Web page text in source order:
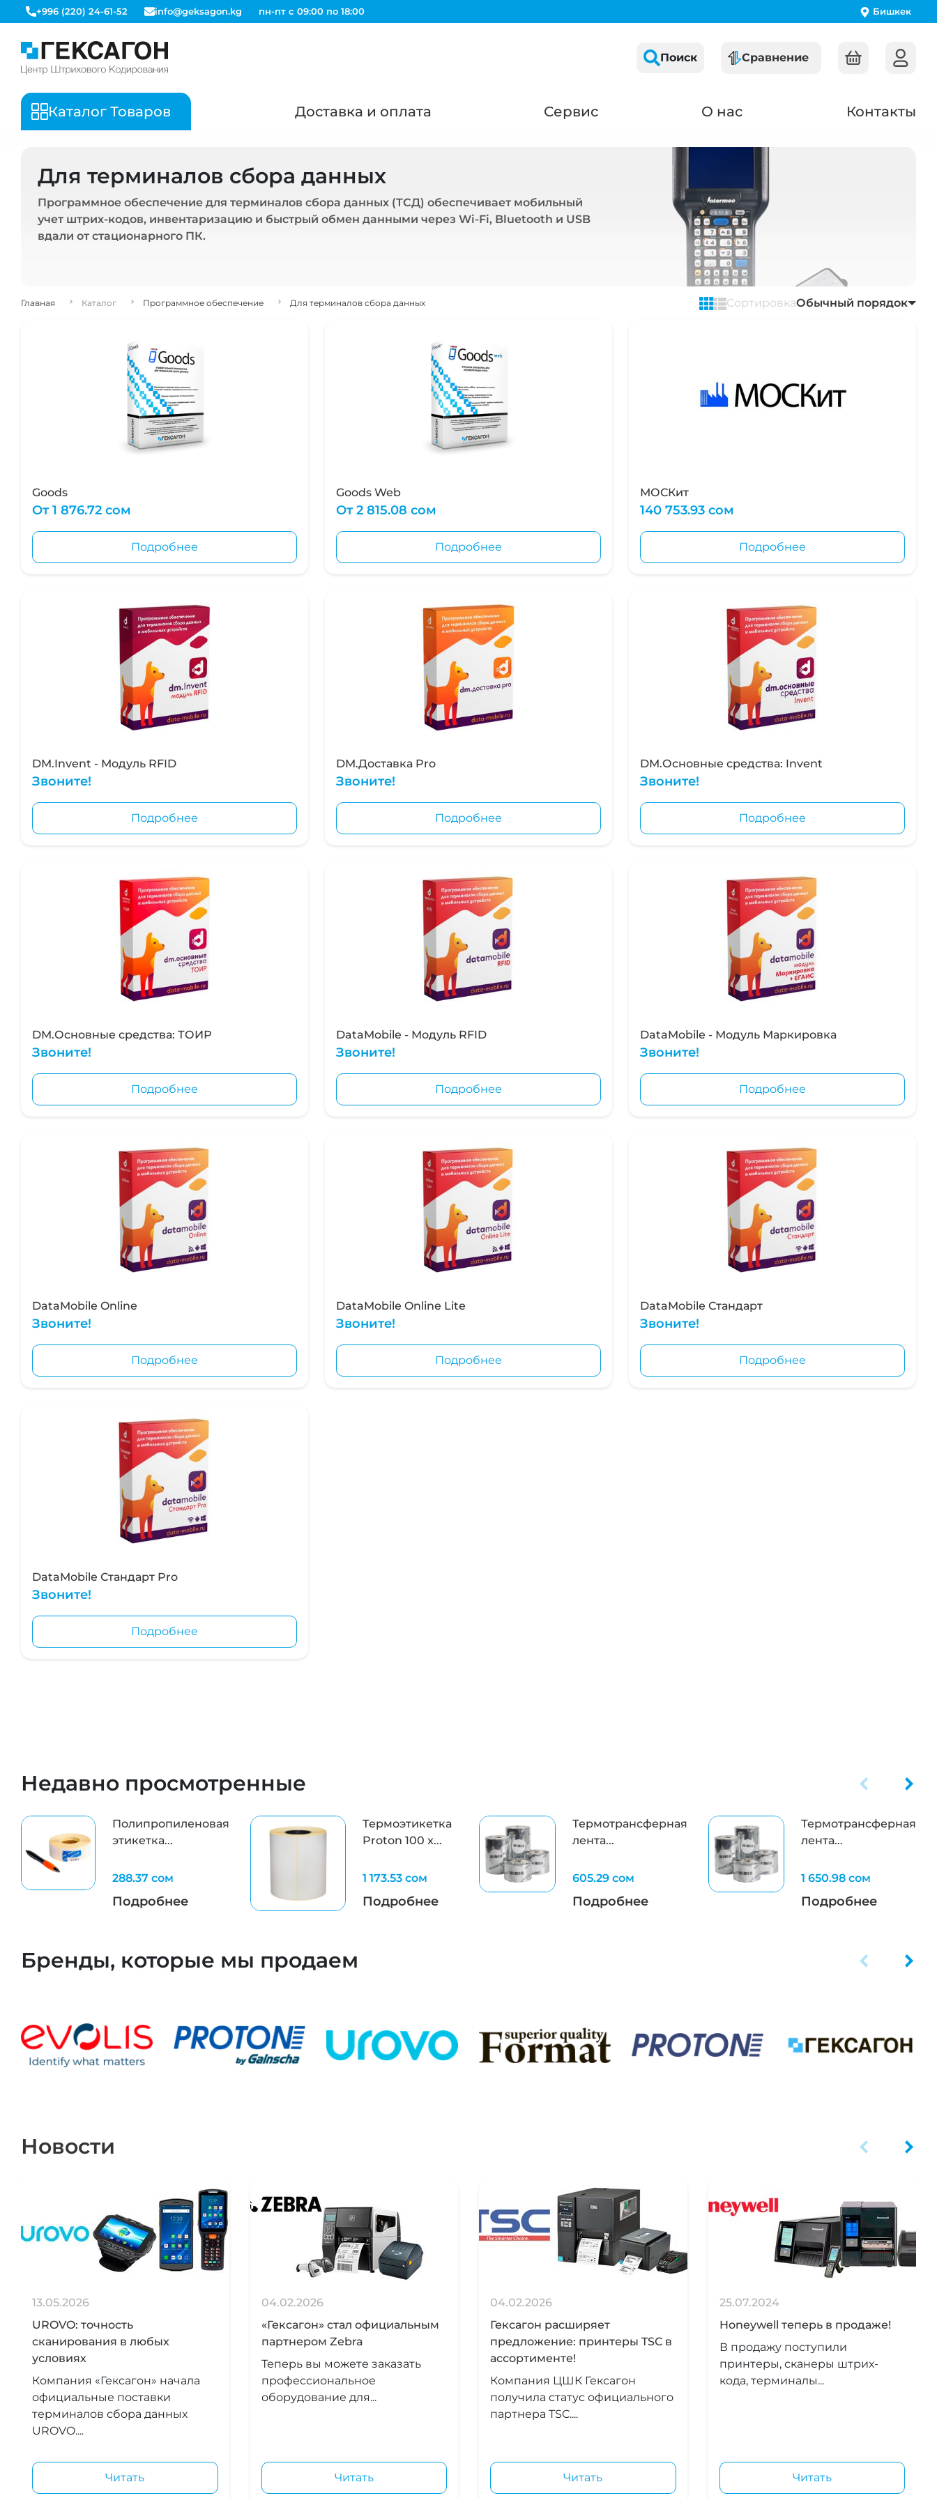
+996 (220) 24-61-52 info@geksagon.kg пн-пт с 09:00 по 18:00 Бишкек
Поиск Сравнение
Каталог Товаров Доставка и оплата Сервис О нас Контакты
Для терминалов сбора данных
Программное обеспечение для терминалов сбора данных (ТСД) обеспечивает мобильный
учет штрих-кодов, инвентаризацию и быстрый обмен данными через Wi-Fi, Bluetooth и USB
вдали от стационарного ПК.
Главная Каталог Программное обеспечение Для терминалов сбора данных СортировкаОбычный порядок
Goods
От1 876.72 сом
Подробнее
Goods Web
От2 815.08 сом
Подробнее
МОСКит
140 753.93 сом
Подробнее
DM.Invent - Модуль RFID
Звоните!
Подробнее
DM.Доставка Pro
Звоните!
Подробнее
DM.Основные средства: Invent
Звоните!
Подробнее
DM.Основные средства: ТОИР
Звоните!
Подробнее
DataMobile - Модуль RFID
Звоните!
Подробнее
DataMobile - Модуль Маркировка
Звоните!
Подробнее
DataMobile Online
Звоните!
Подробнее
DataMobile Online Lite
Звоните!
Подробнее
DataMobile Стандарт
Звоните!
Подробнее
DataMobile Стандарт Pro
Звоните!
Подробнее
Недавно просмотренные
Полипропиленовая
этикетка...
288.37 сом
Подробнее
Термоэтикетка
Proton 100 x...
1 173.53 сом
Подробнее
Термотрансферная
лента...
605.29 сом
Подробнее
Термотрансферная
лента...
1 650.98 сом
Подробнее
Бренды, которые мы продаем
Новости
13.05.2026
UROVO: точность
сканирования в любых
условиях
Компания «Гексагон» начала
официальные поставки
терминалов сбора данных
UROVO....
Читать
04.02.2026
«Гексагон» стал официальным
партнером Zebra
Теперь вы можете заказать
профессиональное
оборудование для...
Читать
04.02.2026
Гексагон расширяет
предложение: принтеры TSC в
ассортименте!
Компания ЦШК Гексагон
получила статус официального
партнера TSC....
Читать
25.07.2024
Honeywell теперь в продаже!
В продажу поступили
принтеры, сканеры штрих-
кода, терминалы...
Читать